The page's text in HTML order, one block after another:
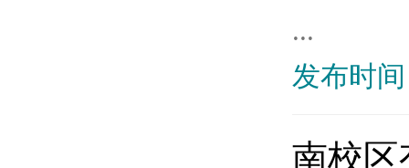
...
发布时
南校区